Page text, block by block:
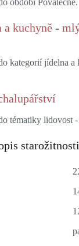
období Poválečné.
a kuchyně -
kategorií jídelna
tématiky lidovost
starožitnosti